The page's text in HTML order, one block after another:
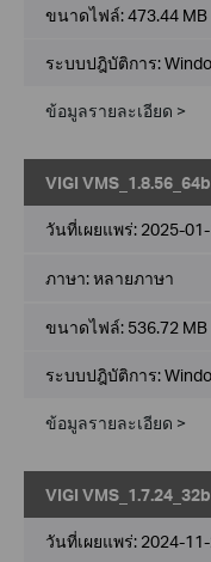
ขนาดไฟล์:473.44 MB
ระบบปฎิบัติการ:
ข้อมูลรายละเอียด >
VIGI
วันที่เผยแพร่: 2025-
ภาษา:หลายภาษา
ขนาดไฟล์: 536.72 MB
ระบบปฎิบัติการ:
ข้อมูลรายละเอียด >
VIGI
วันที่เผยแพร่: 2024-